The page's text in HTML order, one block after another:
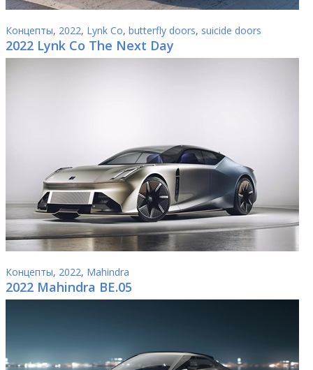
Концепты, 2022, Lynk Co, butterfly doors, suicide doors
2022 Lynk Co The Next Day
Концепты, 2022, Mahindra
2022 Mahindra BE.05